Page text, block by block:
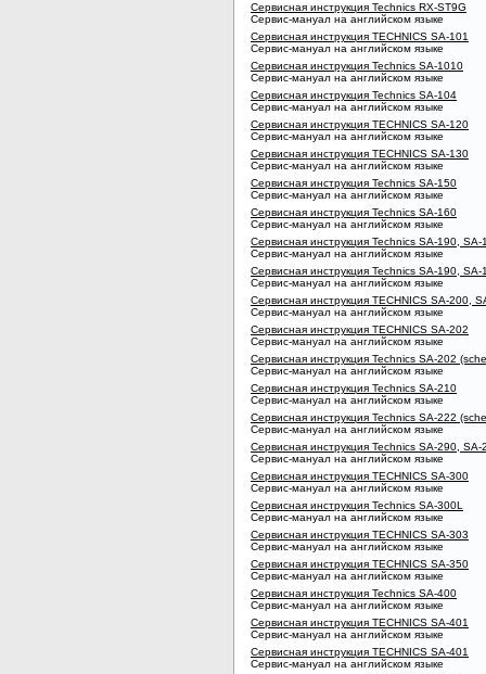
Сервисная инструкция Technics RX-ST9G
Сервис-мануал на английском языке
Сервисная инструкция TECHNICS SA-101
Сервис-мануал на английском языке
Сервисная инструкция Technics SA-1010
Сервис-мануал на английском языке
Сервисная инструкция Technics SA-104
Сервис-мануал на английском языке
Сервисная инструкция TECHNICS SA-120
Сервис-мануал на английском языке
Сервисная инструкция TECHNICS SA-130
Сервис-мануал на английском языке
Сервисная инструкция Technics SA-150
Сервис-мануал на английском языке
Сервисная инструкция Technics SA-160
Сервис-мануал на английском языке
Сервисная инструкция Technics SA-190, SA-
Сервис-мануал на английском языке
Сервисная инструкция Technics SA-190, SA-
Сервис-мануал на английском языке
Сервисная инструкция TECHNICS SA-200,
Сервис-мануал на английском языке
Сервисная инструкция TECHNICS SA-202
Сервис-мануал на английском языке
Сервисная инструкция Technics SA-202
Сервис-мануал на английском языке
Сервисная инструкция Technics SA-210
Сервис-мануал на английском языке
Сервисная инструкция Technics SA-222
Сервис-мануал на английском языке
Сервисная инструкция Technics SA-290, SA-
Сервис-мануал на английском языке
Сервисная инструкция TECHNICS SA-300
Сервис-мануал на английском языке
Сервисная инструкция Technics SA-300L
Сервис-мануал на английском языке
Сервисная инструкция TECHNICS SA-303
Сервис-мануал на английском языке
Сервисная инструкция TECHNICS SA-350
Сервис-мануал на английском языке
Сервисная инструкция Technics SA-400
Сервис-мануал на английском языке
Сервисная инструкция TECHNICS SA-401
Сервис-мануал на английском языке
Сервисная инструкция TECHNICS SA-401
Сервис-мануал на английском языке